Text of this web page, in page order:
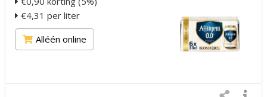
€4,31 per liter
Alléén online